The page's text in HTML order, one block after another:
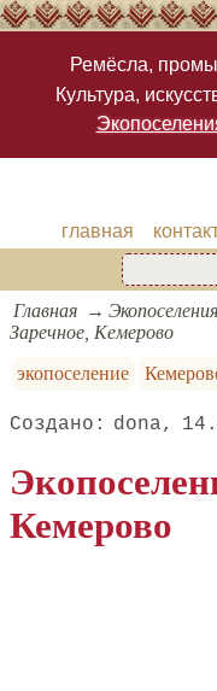
Ремёсла,
Культура,
главная
Главная
Заречное, Кемерово
экопоселение
dona
Кемерово